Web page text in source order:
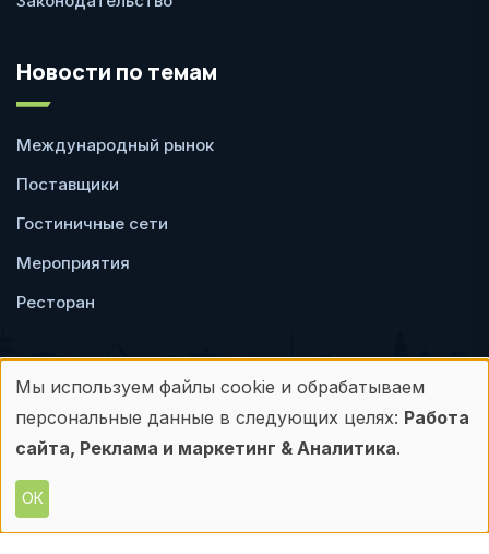
Новости по темам
Международный рынок
Поставщики
Гостиничные сети
Мероприятия
Ресторан
Пользовательское
соглашение
Политика
конфиденциальности
Любое использование материалов с данного
Использование
персональных
данных
и
Мы используем файлы cookie и обрабатываем
персональные данные в следующих целях: Работа
сайта, Реклама и маркетинг & Аналитика.
ОК